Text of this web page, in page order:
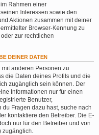
Rahmen einer
Interessen sowie den
Aktionen zusammen mit deiner
Browser-Kennung zu
zur rechtlichen
DEINER DATEN
anderen Personen zu
die Daten deines Profils und die
zugänglich sein können. Der
Informationen nur für einen
Benutzer,
Fragen dazu hast, suche nach
kontaktiere den Betreiber. Die E-
nur für den Betreiber und von